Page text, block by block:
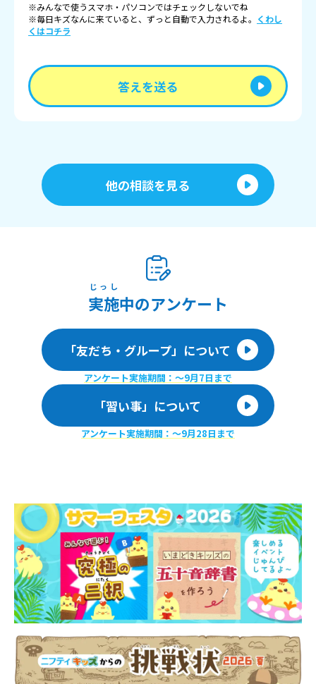
※みんなで使うスマホ・パソコンではチェックしないでね
※毎日キズなんに来ていると、ずっと自動で入力されるよ。 くわし
くはコチラ
答えを送る
他の相談を見る
実施
じっし
中のアンケート
「友だち・グループ」について
アンケート実施期間：〜9月7日まで
「習い事」について
アンケート実施期間：〜9月28日まで